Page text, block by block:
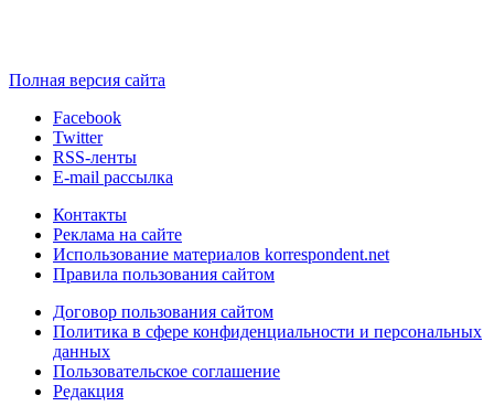
Полная версия сайта
Facebook
Twitter
RSS-ленты
E-mail рассылка
Контакты
Реклама на сайте
Использование материалов korrespondent.net
Правила пользования сайтом
Договор пользования сайтом
Политика в сфере конфиденциальности и персональных
данных
Пользовательское соглашение
Редакция